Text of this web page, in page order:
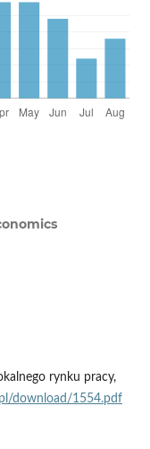
rynku pracy,
download/1554.pdf